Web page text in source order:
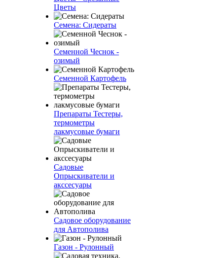
Цветы
Семена: Сидераты
Семенной Чеснок -
озимый
Семенной Картофель
Препараты Тестеры,
термометры
лакмусовые бумаги
Садовые
Опрыскиватели и
акссесуары
Садовое оборудование
для Автополива
Газон - Рулонный